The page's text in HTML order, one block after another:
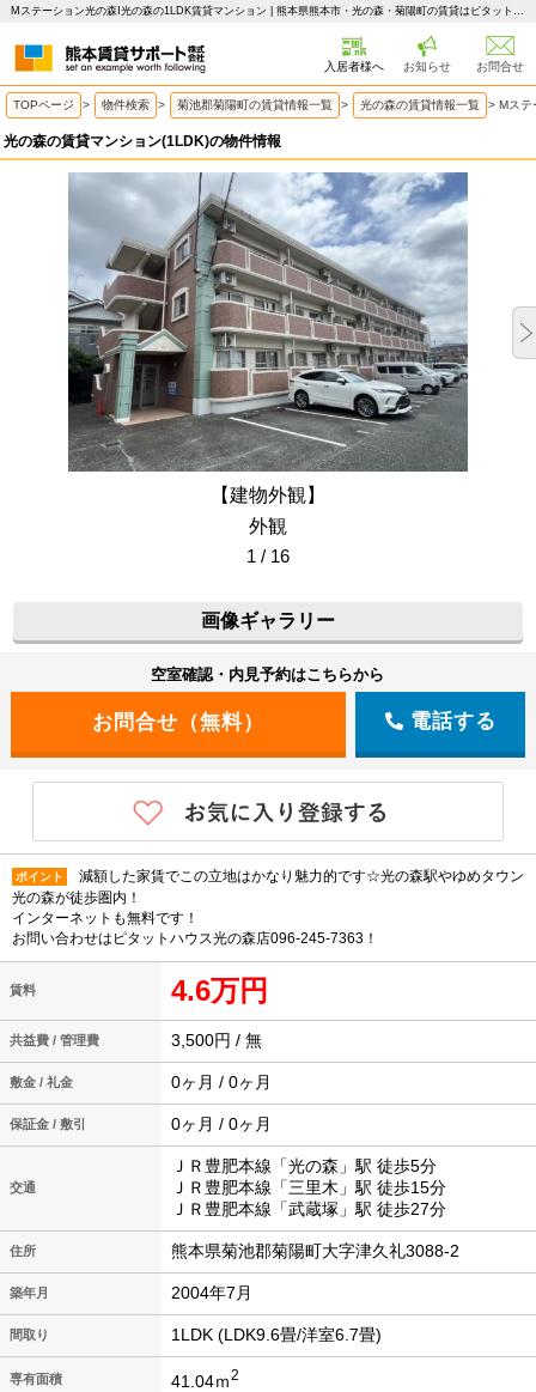
Mステーション光の森Ⅰ光の森の1LDK賃貸マンション | 熊本県熊本市・光の森・菊陽町の賃貸はピタットハウス 熊本賃貸サポート
入居者様へ お知らせ お問合せ
TOPページ > 物件検索 > 菊池郡菊陽町の賃貸情報一覧 > 光の森の賃貸情報一覧 > Mステ
光の森の賃貸マンション(1LDK)の物件情報
【建物外観】
外観
1 / 16
画像ギャラリー
空室確認・内見予約はこちらから
電話する
ポイント
減額した家賃でこの立地はかなり魅力的です☆光の森駅やゆめタウン
光の森が徒歩圏内！
インターネットも無料です！
お問い合わせはピタットハウス光の森店096-245-7363！
賃料 4.6万円
共益費 / 管理費 3,500円 / 無
敷金 / 礼金 0ヶ月 / 0ヶ月
保証金 / 敷引 0ヶ月 / 0ヶ月
交通
ＪＲ豊肥本線「光の森」駅 徒歩5分
ＪＲ豊肥本線「三里木」駅 徒歩15分
ＪＲ豊肥本線「武蔵塚」駅 徒歩27分
住所 熊本県菊池郡菊陽町大字津久礼3088-2
築年月 2004年7月
間取り 1LDK (LDK9.6畳/洋室6.7畳)
専有面積 41.04ｍ2